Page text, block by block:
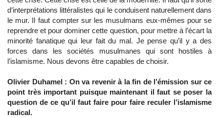
d’interprétations littéralistes qui le conduisent naturellement dans
le mur. Il faut compter sur les musulmans eux-mêmes pour se
reprendre et pour dominer cette question, pour mettre à l’écart la
minorité fanatique qui leur fait du mal. Je pense qu’il y a des
forces dans les sociétés musulmanes qui sont hostiles à
l’islamisme. Nous devons être capables de choisir.
Olivier Duhamel : On va revenir à la fin de l’émission sur ce
point très important puisque maintenant il faut se poser la
question de ce qu’il faut faire pour faire reculer l’islamisme
radical.